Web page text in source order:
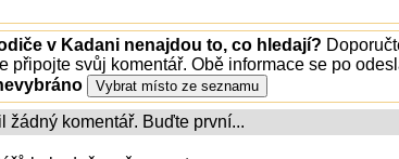
v Kadani nenajdou to, co hledají?
připojte svůj komentář. Obě informace se po
žádný komentář. Buďte první...